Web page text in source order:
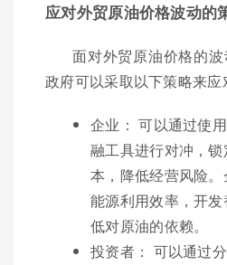
应对外贸原油价格波动的
面对外贸原油价格的
政府可以采取以下策略来应
企业： 可以通过使
融工具进行对冲，
本，降低经营风险
能源利用效率，开
低对原油的依赖。
投资者： 可以通过